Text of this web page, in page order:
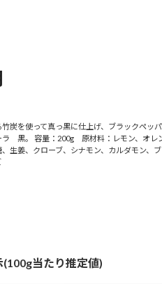
炭を使って真っ黒に仕上げ、ブラックペッ
ラ 黒。 容量：200g 原材料：レモン、オレ
生姜、クローブ、シナモン、カルダモン、ブ
当たり推定値)